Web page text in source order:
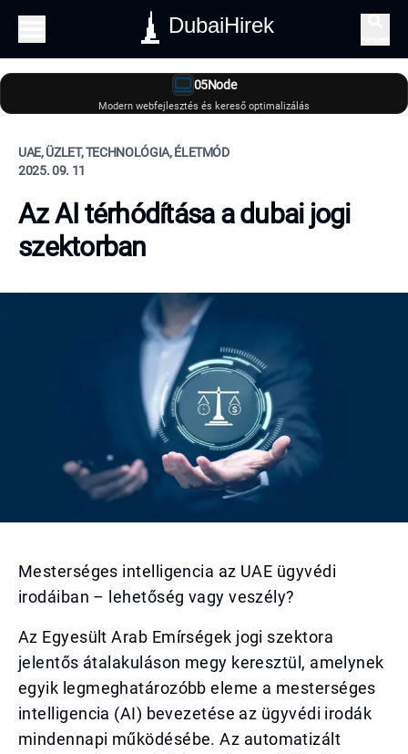
DubaiHirek
05Node
Modern webfejlesztés és kereső optimalizálás
UAE, ÜZLET, TECHNOLÓGIA, ÉLETMÓD
2025. 09. 11
Az AI térhódítása a dubai jogi
szektorban
Mesterséges intelligencia az UAE ügyvédi
irodáiban – lehetőség vagy veszély?
Az Egyesült Arab Emírségek jogi szektora
jelentős átalakuláson megy keresztül, amelynek
egyik legmeghatározóbb eleme a mesterséges
intelligencia (AI) bevezetése az ügyvédi irodák
mindennapi működésébe. Az automatizált